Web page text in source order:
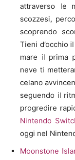
attraverso le
scozzesi,
scoprendo
Tieni d’occhio
mare il prima
neve ti
celano
seguendo il
progredire
Nintendo
oggi nel
Moonstone